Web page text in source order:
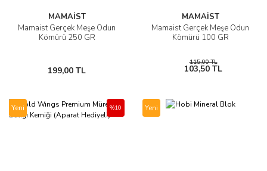
MAMAİST
Mamaist Gerçek Meşe Odun
Kömürü 250 GR
199,00 TL
MAMAİST
Mamaist Gerçek Meşe Odun
Kömürü 100 GR
115,00 TL
103,50 TL
Yeni %10 Yeni